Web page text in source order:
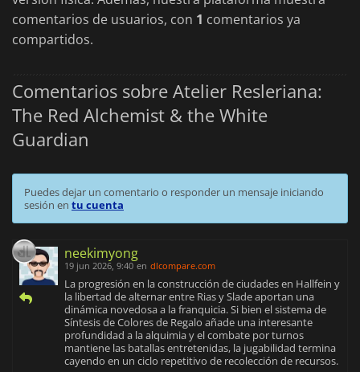
comentarios de usuarios, con 1 comentarios ya
compartidos.
Comentarios sobre Atelier Resleriana:
The Red Alchemist & the White
Guardian
Puedes dejar un comentario o responder un mensaje iniciando
sesión en tu cuenta
neekimyong
19 jun 2026, 9:40 en dlcompare.com
La progresión en la construcción de ciudades en Hallfein y
la libertad de alternar entre Rias y Slade aportan una
dinámica novedosa a la franquicia. Si bien el sistema de
Síntesis de Colores de Regalo añade una interesante
profundidad a la alquimia y el combate por turnos
mantiene las batallas entretenidas, la jugabilidad termina
cayendo en un ciclo repetitivo de recolección de recursos.